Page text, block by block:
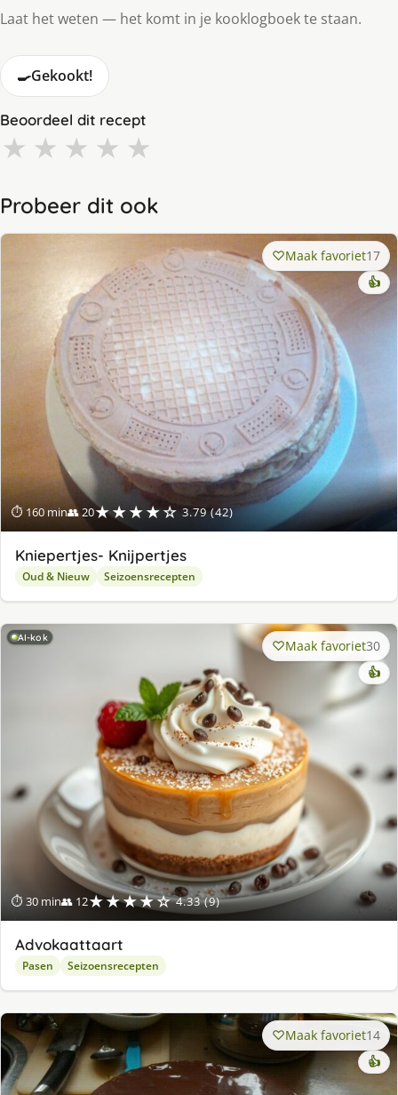
Laat het weten — het komt in je kooklogboek te staan.
🍳Gekookt!
Beoordeel dit recept
★ ★ ★ ★ ★
Probeer dit ook
⏱ 160 min👥 20★★★★☆ 3.79 (42)
Maak favoriet17
👍
Kniepertjes- Knijpertjes
Oud & Nieuw Seizoensrecepten
AI-kok
⏱ 30 min👥 12★★★★☆ 4.33 (9)
Maak favoriet30
👍
Advokaattaart
Pasen Seizoensrecepten
Maak favoriet14
👍